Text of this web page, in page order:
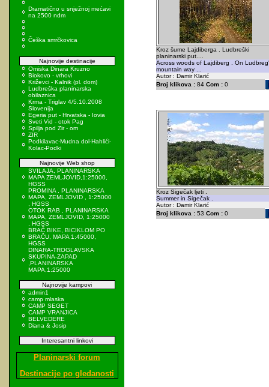
Dramatično u snježnoj mećavi
na 2500 ndm
Češka smrčkovica
Najnovije destinacije
Omiska Dinara Kruzno
Biokovo - vrhovi
Križevci - Kalnik (pl. dom)
Ludbreška planinarska
obilaznica
Krma - Triglav 4/5.10.2008
Slovenija
Egeria put - Hrvatska - Iovia
Sveti Vid - otok Pag
Spilja pod Zir - om
ZIR
Podkilavac-Mudna dol-Hahlići-
Kolac-Podki
Najnovije Web shop
SVILAJA, PLANINARSKA
MAPA ZEMLJOVID,1:25000,
HGSS
PROMINA , PLANINARSKA
MAPA, ZEMLJOVID , 1:25000
, HGSS
OTOK RAB , PLANINARSKA
MAPA, ZEMLJOVID, 1:25000
, HGSS
BRAČ BIKE, BICIKLOM PO
BRAČU, MAPA 1:45000,
HGSS
DINARA-TROGLAVSKA
SKUPINA-ZAPAD
,PLANINARSKA
MAPA,1:25000
Najnovije kampovi
admin1
camp mlaska
CAMP SEGET
CAMP VRANJICA
BELVEDERE
Diana & Josip
Interesantni linkovi
Planinarski forum
Destinacije po gledanosti
Kroz šume Lajdiberga . Ludbreški
planinarski put....
Across woods of Lajdiberg . On
mountain way ...
Autor : Damir Klarić
Broj klikova :84 Com :0
Kroz Sigečak ljeti .
Summer in Sigečak .
Autor : Damir Klarić
Broj klikova :53 Com :0